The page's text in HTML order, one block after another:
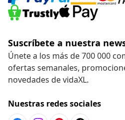
Suscríbete a nuestra
Únete a los más de 700 000
ofertas semanales,
novedades de vidaXL.
Nuestras redes sociales